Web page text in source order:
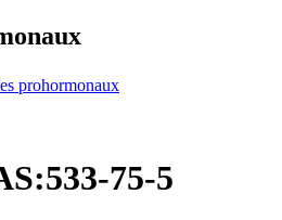
prohormonaux
75-5